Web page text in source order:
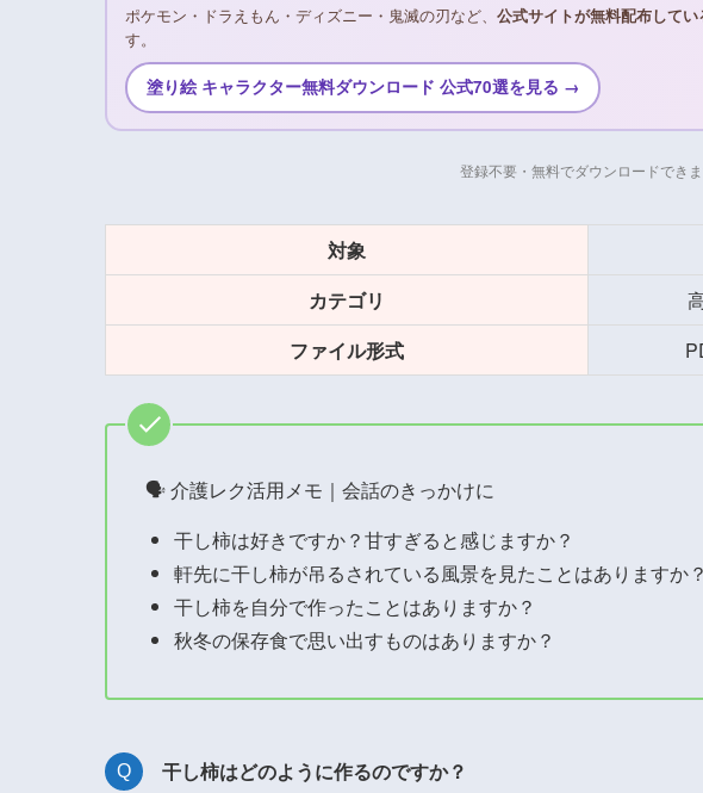
ポケモン・ドラえもん・ディズニー・鬼滅の刃など、 公式サイトが無料配布して
す。
塗り絵 キャラクター無料ダウンロード 公式70選を見る →
登録不要・無料でダウンロードでき
対象
カテゴリ
ファイル形式
🗣 介護レク活用メモ｜会話のきっかけに
干し柿は好きですか？甘すぎると感じますか？
軒先に干し柿が吊るされている風景を見たことはありますか？
干し柿を自分で作ったことはありますか？
秋冬の保存食で思い出すものはありますか？
干し柿はどのように作るのですか？